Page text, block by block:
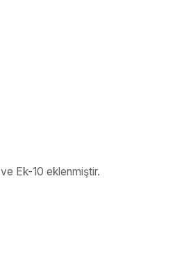
Ek-10 eklenmiştir.